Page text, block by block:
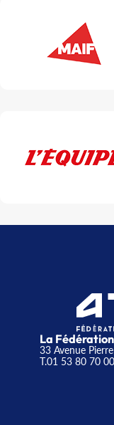
La
33 Avenue
T.01 53 80 70 00